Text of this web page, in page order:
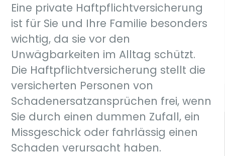
Eine private Haftpflichtversicherung
ist für Sie und Ihre Familie besonders
wichtig, da sie vor den
Unwägbarkeiten im Alltag schützt.
Die Haftpflichtversicherung stellt die
versicherten Personen von
Schadenersatzansprüchen frei, wenn
Sie durch einen dummen Zufall, ein
Missgeschick oder fahrlässig einen
Schaden verursacht haben.